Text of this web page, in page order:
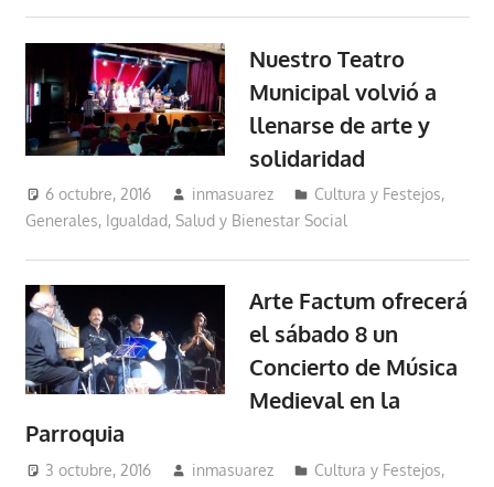
Nuestro Teatro
Municipal volvió a
llenarse de arte y
solidaridad
6 octubre, 2016 inmasuarez Cultura y Festejos,
Generales, Igualdad, Salud y Bienestar Social
Arte Factum ofrecerá
el sábado 8 un
Concierto de Música
Medieval en la
Parroquia
3 octubre, 2016 inmasuarez Cultura y Festejos,